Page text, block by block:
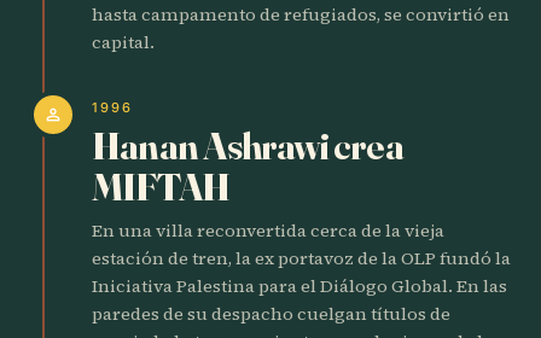
hasta campamento de refugiados, se convirtió en
capital.
person 1996
Hanan Ashrawi crea
MIFTAH
En una villa reconvertida cerca de la vieja
estación de tren, la ex portavoz de la OLP fundó la
Iniciativa Palestina para el Diálogo Global. En las
paredes de su despacho cuelgan títulos de